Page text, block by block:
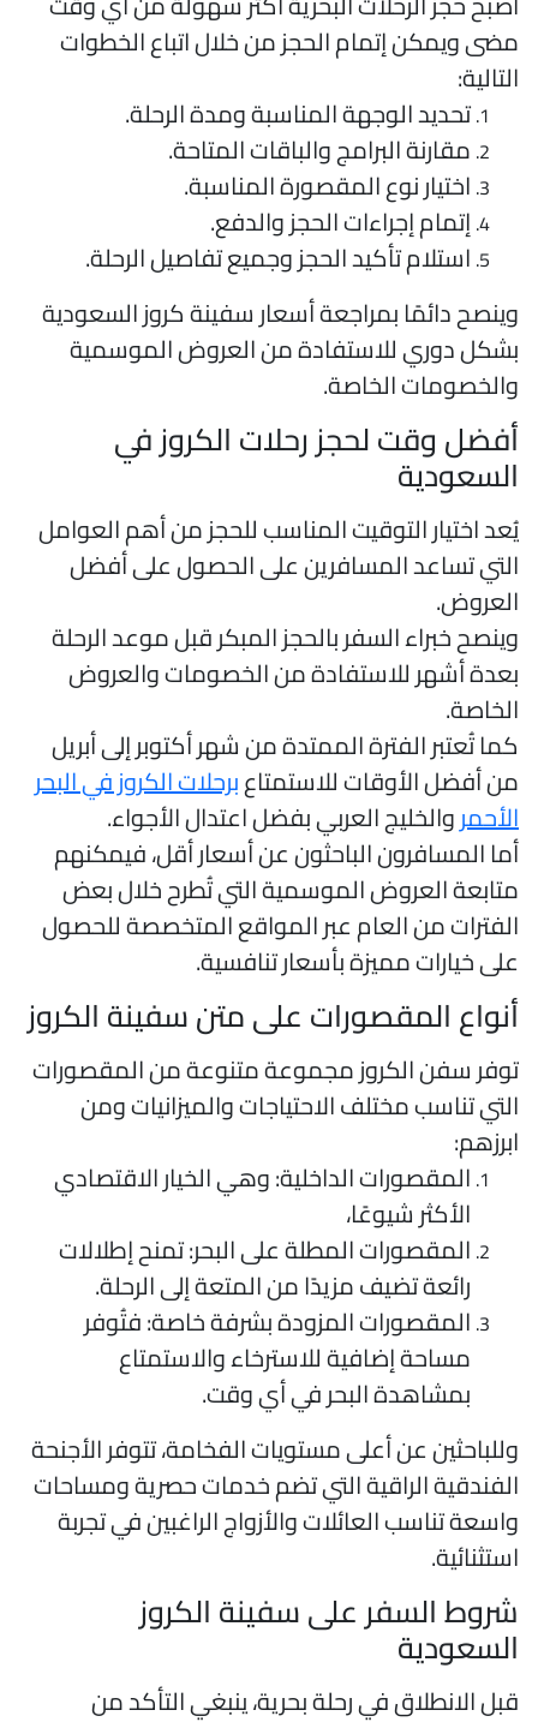
ويمكن إتمام الحجز من خلال اتباع الخطوات
تحديد الوجهة المناسبة ومدة الرحلة.
مقارنة البرامج والباقات المتاحة.
اختيار نوع المقصورة المناسبة.
إتمام إجراءات الحجز والدفع.
استلام تأكيد الحجز وجميع تفاصيل الرحلة.
دائمًا بمراجعة أسعار سفينة كروز السعودية
دوري للاستفادة من العروض الموسمية
الخاصة.
وقت لحجز رحلات الكروز في
اختيار التوقيت المناسب للحجز من أهم العوامل
تساعد المسافرين على الحصول على أفضل
خبراء السفر بالحجز المبكر قبل موعد الرحلة
أشهر للاستفادة من الخصومات والعروض
تُعتبر الفترة الممتدة من شهر أكتوبر إلى أبريل
أفضل الأوقات للاستمتاعبرحلات الكروز في البحر
والخليج العربي بفضل اعتدال الأجواء.
المسافرون الباحثون عن أسعار أقل، فيمكنهم
العروض الموسمية التي تُطرح خلال بعض
من العام عبر المواقع المتخصصة للحصول
خيارات مميزة بأسعار تنافسية.
المقصورات على متن سفينة الكروز
سفن الكروز مجموعة متنوعة من المقصورات
تناسب مختلف الاحتياجات والميزانيات ومن
المقصورات الداخلية: وهي الخيار الاقتصادي
الأكثر شيوعًا،
المقصورات المطلة على البحر: تمنح إطلالات
رائعة تضيف مزيدًا من المتعة إلى الرحلة.
المقصورات المزودة بشرفة خاصة: فتُوفر
مساحة إضافية للاسترخاء والاستمتاع
بمشاهدة البحر في أي وقت.
عن أعلى مستويات الفخامة، تتوفر الأجنحة
الراقية التي تضم خدمات حصرية ومساحات
تناسب العائلات والأزواج الراغبين في تجربة
السفر على سفينة الكروز
الانطلاق في رحلة بحرية، ينبغي التأكد من